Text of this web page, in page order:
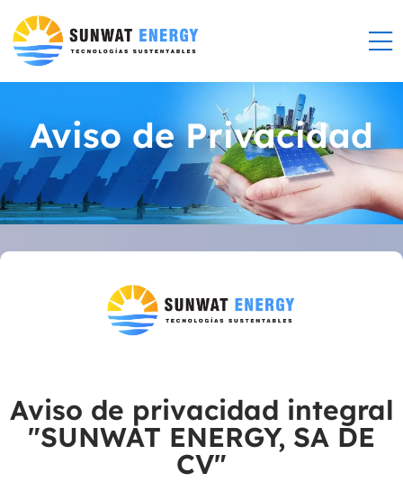
Aviso de Privacidad
Aviso de privacidad integral
"SUNWAT ENERGY, SA DE
CV"